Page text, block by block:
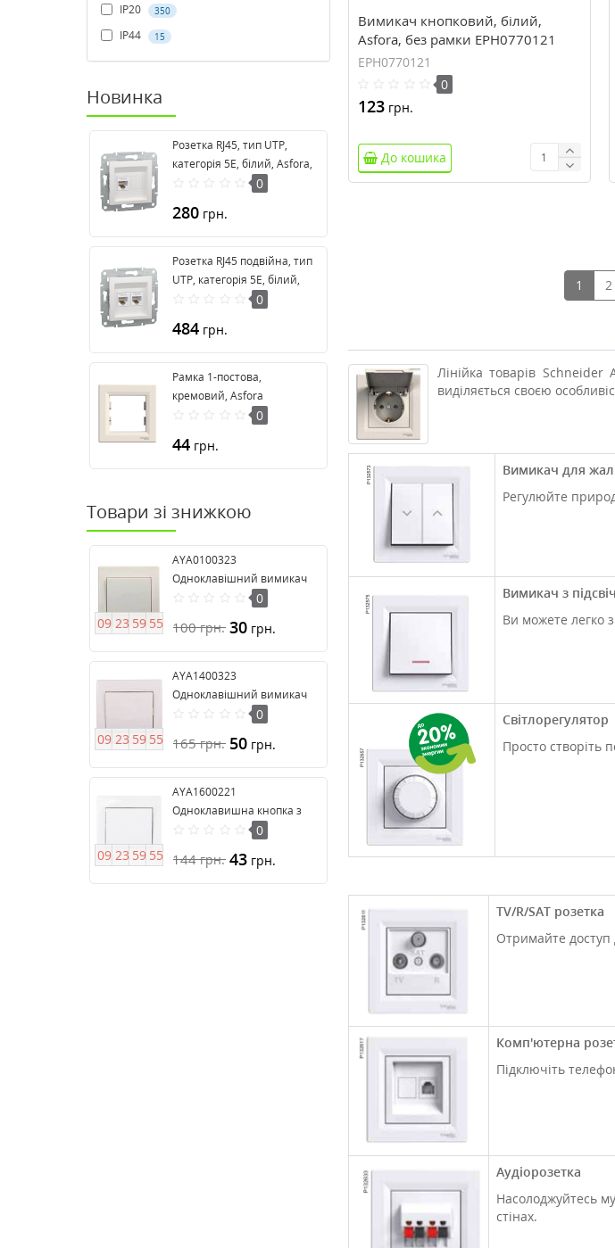
IP20
350
IP44 15
Новинка
Розетка RJ45, тип UTP,
категорія 5E, білий, Asfora,
без рамки EPH4370121
0
280 грн.
Розетка RJ45 подвійна, тип
UTP, категорія 5E, білий,
Asfora, без рамки
0
484 грн.
Рамка 1-постова,
кремовий, Asfora
0
44 грн.
Товари зі знижкою
09 23 59 54
AYA0100323
Одноклавішний вимикач
0
100грн. 30 грн.
09 23 59 54
AYA1400323
Одноклавішний вимикач
16А серія Anya 0
165грн. 50 грн.
09 23 59 54
AYA1600221
Одноклавишна кнопка з
підсвічуванням серії Anya
0
144грн. 43 грн.
Вимикач кнопковий, білий,
Asfora, без рамки EPH0770121
EPH0770121
0
123грн.
До кошика
1 2
Лінійка товарів
виділяється своєю
Вимикач для
Регулюйте
Вимикач з
Ви можете легко
Світлорегулятор
Просто створіть
TV/R/SAT розетка
Отримайте доступ
Комп'ютерна
Підключіть
Аудіорозетка
Насолоджуйтесь
стінах.